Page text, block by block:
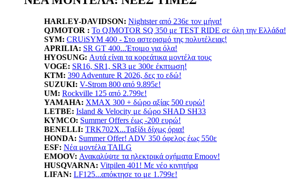
HARLEY-DAVIDSON: Nightster από 236ε τον μήνα!
QJMOTOR : Το QJMOTOR SQ 350 με TEST RIDE σε όλη την Ελλάδα!
SYM: CRUiSYM 400 - Στο αστερισμό της πολυτέλειας!
APRILIA: SR GT 400...Έτοιμο για όλα!
HYOSUNG: Αυτά είναι τα κορεάτικα μοντέλα τους
VOGE: SR16, SR1, SR3 με 300ε έκπτωση!
KTM: 390 Adventure R 2026, δες το εδώ!
SUZUKI: V-Strom 800 από 9.895ε!
UM: Rockville 125 από 2.799ε!
YAMAHA: XMAX 300 + δώρο αξίας 500 ευρώ!
LETBE: Island & Velocity με δώρο SHAD SH33
KYMCO: Summer Offers έως -200 ευρώ!
BENELLI: TRK702X...Ταξίδι δίχως όρια!
HONDA: Summer Offer! ADV 350 όφελος έως 550ε
ESF: Νέα μοντέλα TAILG
EMOOV: Ανακαλύψτε τα ηλεκτρικά οχήματα Emoov!
HUSQVARNA: Vitpilen 401! Με νέο κινητήρα
LIFAN: LF125...απόκτησε το με 1.799ε!